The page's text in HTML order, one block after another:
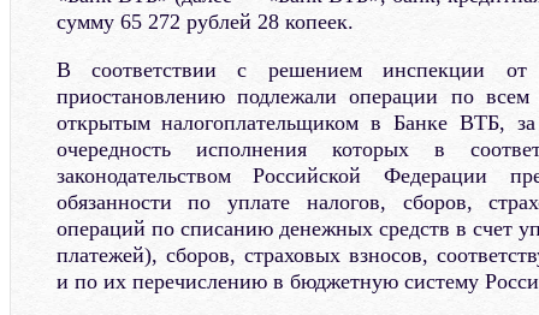
сумму 65 272 рублей 28 копеек.
В соответствии с решением инспекции
приостановлению подлежали операции по
открытым налогоплательщиком в Банке ВТБ,
очередность исполнения которых в
законодательством Российской Федерации
обязанности по уплате налогов, сборов,
операций по списанию денежных средств в счет
платежей), сборов, страховых взносов,
и по их перечислению в бюджетную систему